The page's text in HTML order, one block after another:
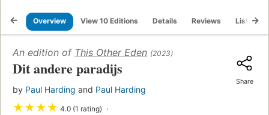
Overview View 10 Editions Details Reviews Lists
An edition of This Other Eden (2023)
Dit andere paradijs
by Paul Harding and Paul Harding
★★★★ 4.0 (1 rating)
Share